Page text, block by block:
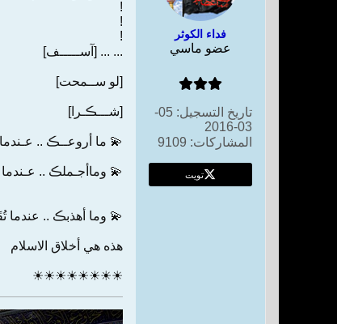
فداء الكوثر
عضو ماسي
تاريخ التسجيل:
05-
03-2016
المشاركات: 9109
تويت
!
!
!
... ... [آســـــف]
[لو ســمحت]
[شـــڪـرا]
💫 ما أروعــڪ ..
💫 وماأجـملڪ ..
💫 وما أهذبڪ ..
هذه هي أخلاق الاسلام
☀☀☀☀☀☀☀☀